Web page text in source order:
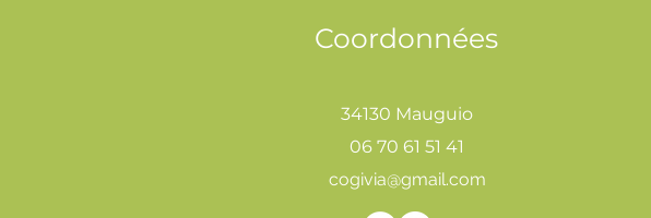
Coordonnées
34130 Mauguio
06 70 61 51 41
cogivia@gmail.com